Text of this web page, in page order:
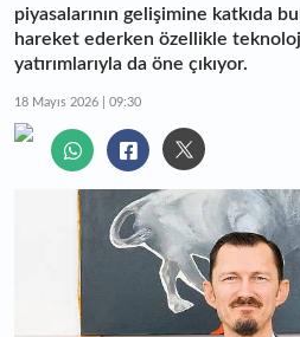
piyasalarının gelişimine katkıda
hareket ederken özellikle
yatırımlarıyla da öne çıkıyor.
18 Mayıs 2026 | 09:30